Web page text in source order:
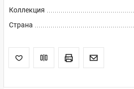
Коллекция
Страна